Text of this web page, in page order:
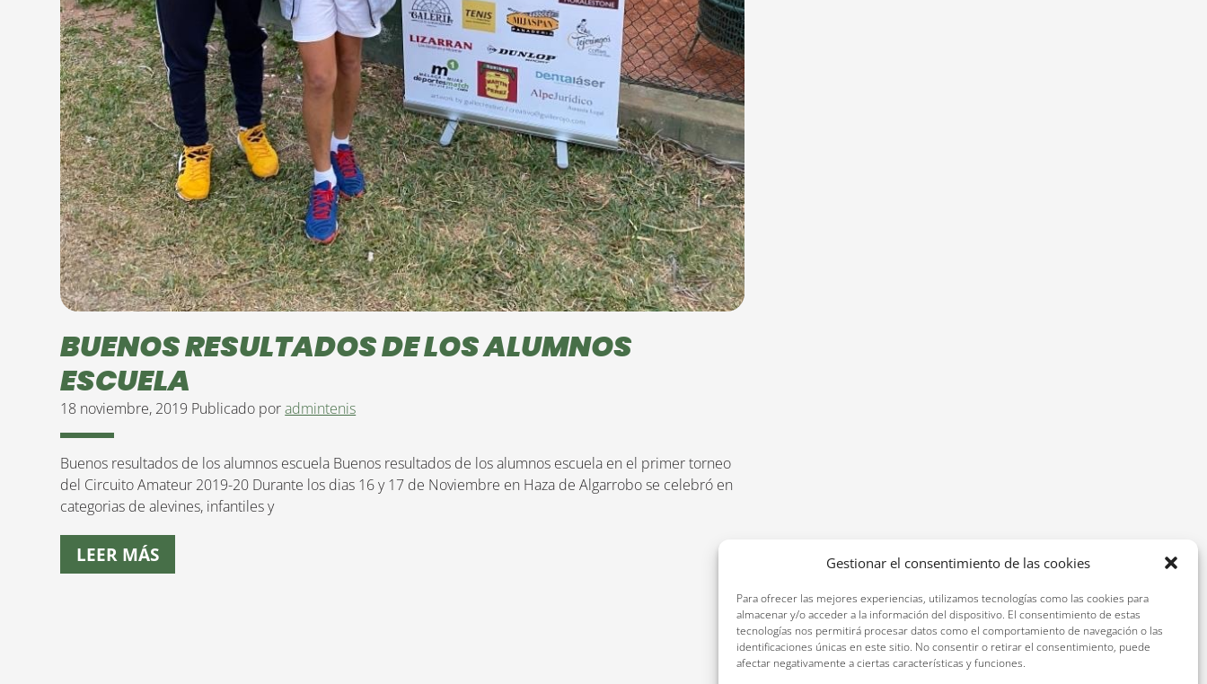
Gestionar el consentimiento de las cookies
Para ofrecer las mejores experiencias, utilizamos tecnologías como las cookies para
almacenar y/o acceder a la información del dispositivo. El consentimiento de estas
tecnologías nos permitirá procesar datos como el comportamiento de navegación o las
identificaciones únicas en este sitio. No consentir o retirar el consentimiento, puede
afectar negativamente a ciertas características y funciones.
BUENOS RESULTADOS DE LOS ALUMNOS
ESCUELA
18 noviembre, 2019 Publicado poradmintenis
Buenos resultados de los alumnos escuela Buenos resultados de los alumnos escuela en el primer torneo
del Circuito Amateur 2019-20 Durante los dias 16 y 17 de Noviembre en Haza de Algarrobo se celebró en
categorias de alevines, infantiles y
LEER MÁS